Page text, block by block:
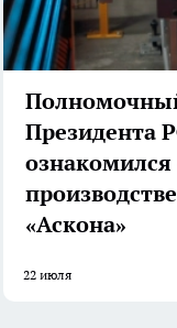
Президента
«Аскона»
22 июля